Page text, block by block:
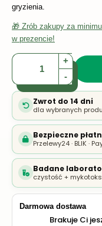
gryzienia.
🎁 Zrób zakupy za
w prezencie!
+
-
Zwrot do 14 dni
dla wybranych
Bezpieczne
Przelewy24 · BLIK ·
Badane
czystość +
Darmowa dostawa
Brakuje Ci